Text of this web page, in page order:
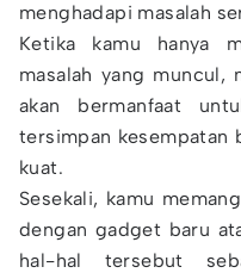
menghadapi masalah
Ketika kamu hanya
masalah yang muncul,
akan bermanfaat
tersimpan kesempatan
kuat.
Sesekali, kamu
dengan gadget baru
hal-hal tersebut